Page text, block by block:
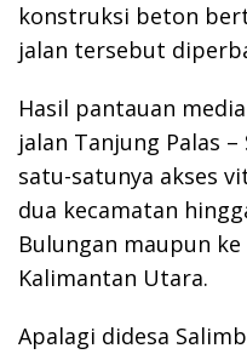
konstruksi beton
jalan tersebut
Hasil pantauan
jalan Tanjung Palas
satu-satunya akses
dua kecamatan
Bulungan maupun
Kalimantan Utara.
Apalagi didesa